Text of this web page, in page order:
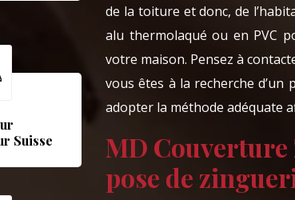
Suisse
de la toiture et donc, de
alu thermolaqué ou en PVC
votre maison. Pensez à
vous êtes à la recherche
adopter la méthode adéquate
MD
pose de